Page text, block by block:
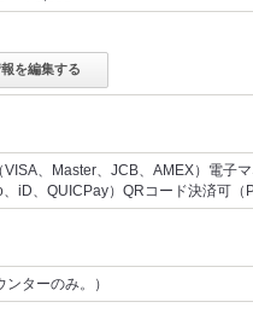
を編集する
VISA、Master、JCB、AMEX）電子
iD、QUICPay）QRコード決済可（
ターのみ。）